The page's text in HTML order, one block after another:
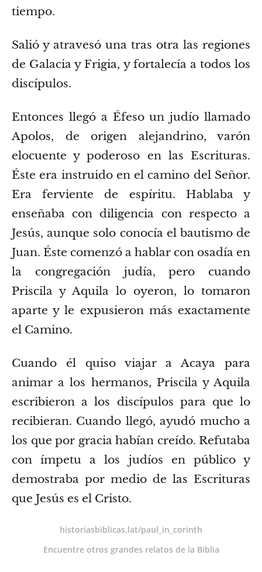
tiempo.
Salió y atravesó una tras otra las regiones
de Galacia y Frigia, y fortalecía a todos los
discípulos.
Entonces llegó a Éfeso un judío llamado
Apolos, de origen alejandrino, varón
elocuente y poderoso en las Escrituras.
Éste era instruido en el camino del Señor.
Era ferviente de espíritu. Hablaba y
enseñaba con diligencia con respecto a
Jesús, aunque solo conocía el bautismo de
Juan. Éste comenzó a hablar con osadía en
la congregación judía, pero cuando
Priscila y Aquila lo oyeron, lo tomaron
aparte y le expusieron más exactamente
el Camino.
Cuando él quiso viajar a Acaya para
animar a los hermanos, Priscila y Aquila
escribieron a los discípulos para que lo
recibieran. Cuando llegó, ayudó mucho a
los que por gracia habían creído. Refutaba
con ímpetu a los judíos en público y
demostraba por medio de las Escrituras
que Jesús es el Cristo.
historiasbiblicas.lat/paul_in_corinth
Encuentre otros grandes relatos de la Biblia